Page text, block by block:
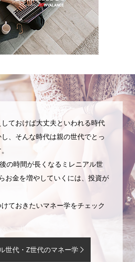
ておけば大丈夫といわれる時代
、そんな時代は親の世代でとっ
の時間が長くなるミレニアル世
お金を増やしていくには、投資が
ておきたいマネー学をチェック
世代・Z世代のマネー学